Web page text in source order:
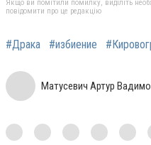
Якщо ви помітили помилку, виділіть
повідомити про це редакцію
#Драка #избиение
Матусевич Артур